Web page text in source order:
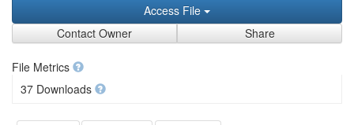
Access File
Contact Owner
Share
File Metrics
37 Downloads